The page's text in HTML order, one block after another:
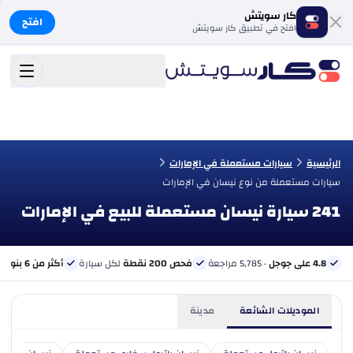
كار سويتش
افتح في تطبيق كار سويتش افتح
الرئيسية
سيارات مستعملة في الإمارات
سيارات مستعملة من نوع نيسان في الإمارات
241 سيارة نيسان مستعملة للبيع في الإمارات
4.8 على جوجل · 5,785 مراجعة فحص 200 نقطة لكل سيارة أكثر من 6 بنوك
الموديلات الشائعة مدينة